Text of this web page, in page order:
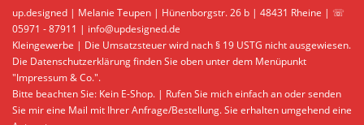
up.designed | Melanie Teupen | Hünenborgstr. 26 b | 48431 Rheine | ☏
05971 - 87911 | info@updesigned.de
Kleingewerbe | Die Umsatzsteuer wird nach § 19 USTG nicht ausgewiesen.
Die Datenschutzerklärung finden Sie oben unter dem Menüpunkt
"Impressum & Co.".
Bitte beachten Sie: Kein E-Shop. | Rufen Sie mich einfach an oder senden
Sie mir eine Mail mit Ihrer Anfrage/Bestellung. Sie erhalten umgehend eine